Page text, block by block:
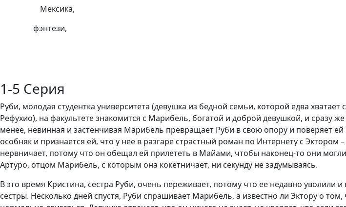
Мексика,
фэнтези,
1-5 Серия
Руби, молодая студентка университета (девушка из бедной семьи, которой едва
Рефухио), на факультете знакомится с Марибель, богатой и доброй девушкой, и сразу
менее, невинная и застенчивая Марибель превращает Руби в свою опору и поверяет
особняк и признается ей, что у нее в разгаре страстный роман по Интернету с
нервничает, потому что он обещал ей прилететь в Майами, чтобы наконец-то они
Артуро, отцом Марибель, с которым она кокетничает, ни секунду не задумываясь.
В это время Кристина, сестра Руби, очень переживает, потому что ее недавно уволили
сестры. Несколько дней спустя, Руби спрашивает Марибель, а известно ли Эктору о